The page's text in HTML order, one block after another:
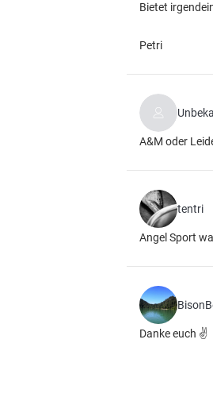
Bietet
Petri
A&M oder
tentri
Angel Sport
Danke euch ✌️